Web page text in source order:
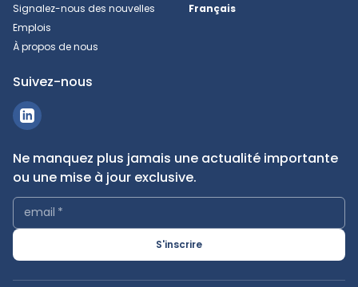
Signalez-nous des nouvelles
Emplois
À propos de nous
Français
Suivez-nous
Ne manquez plus jamais une actualité importante
ou une mise à jour exclusive.
email *
S'inscrire